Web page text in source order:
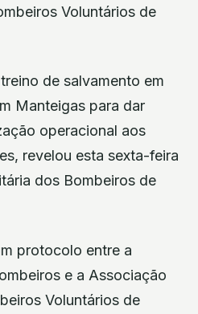
Voluntários de
de salvamento em
Manteigas para dar
operacional aos
revelou esta sexta-feira
dos Bombeiros de
protocolo entre a
e a Associação
Voluntários de